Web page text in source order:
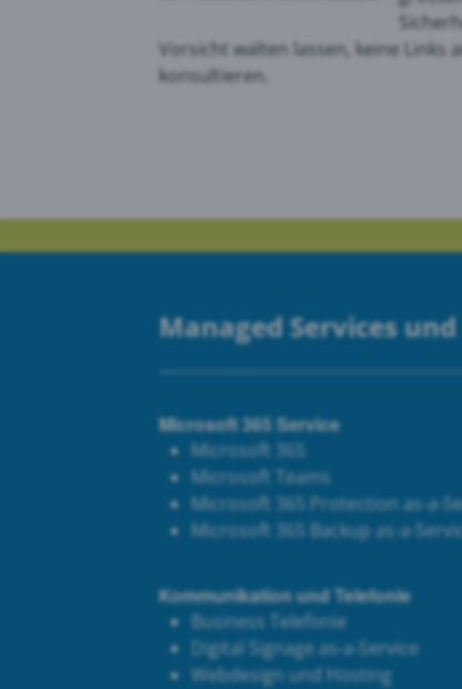
Vorsicht walten lassen, keine Links
konsultieren.
Managed Services
Microsoft 365 Service
Microsoft 365
Microsoft Teams
Microsoft 365 Protection as-a-
Microsoft 365 Backup as-a-
Kommunikation und Telefonie
Business Telefonie
Digital Signage as-a-Service
Webdesign und Hosting